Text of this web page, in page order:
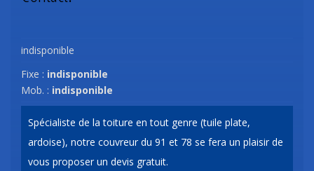
indisponible
Fixe : indisponible
Mob. : indisponible
Spécialiste de la toiture en tout genre (tuile plate,
ardoise), notre couvreur du 91 et 78 se fera un plaisir de
vous proposer un devis gratuit.